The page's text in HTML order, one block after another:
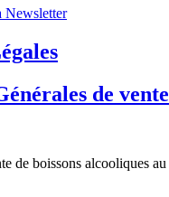
Newsletter
de vente
de boissons alcooliques